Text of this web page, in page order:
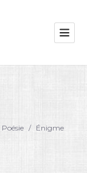
Poésie / Énigme